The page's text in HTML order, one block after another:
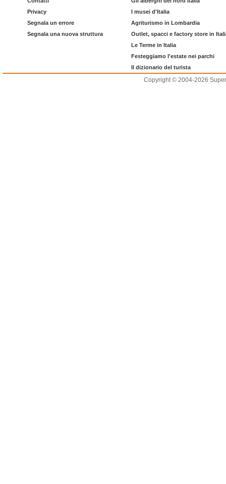
Privacy
Segnala un errore
Segnala una nuova struttura
I musei d'Italia
Agriturismo in Lombardia
Outlet, spacci e factory store in
Le Terme in Italia
Festeggiamo l'estate nei parchi
Il dizionario del turista
Copyright © 2004-2026